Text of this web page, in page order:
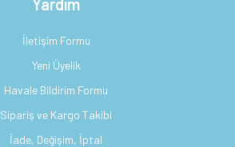
İletişim Formu
Yeni Üyelik
Havale Bildirim Formu
Sipariş ve Kargo Takibi
İade, Değişim, İptal